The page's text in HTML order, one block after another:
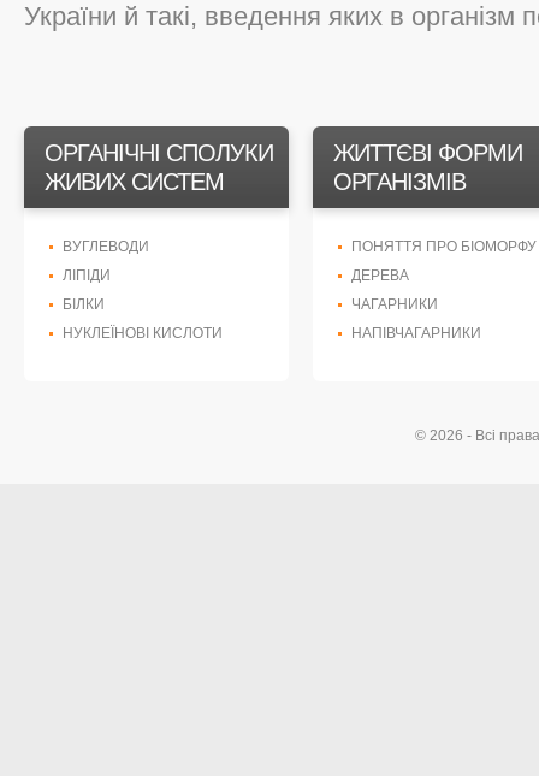
України й такі, введення яких в організм
ОРГАНІЧНІ СПОЛУКИ
ЖИВИХ СИСТЕМ
ВУГЛЕВОДИ
ЛІПІДИ
БІЛКИ
НУКЛЕЇНОВІ КИСЛОТИ
ЖИТТЄВІ ФОРМИ
ОРГАНІЗМІВ
ПОНЯТТЯ ПРО БІОМОРФУ
ДЕРЕВА
ЧАГАРНИКИ
НАПІВЧАГАРНИКИ
© 2026 - Всі